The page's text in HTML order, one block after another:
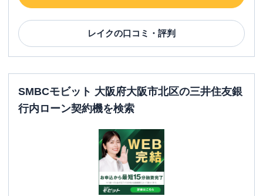
レイクの口コミ・評判
SMBCモビット 大阪府大阪市北区の三井住友銀
行内ローン契約機を検索